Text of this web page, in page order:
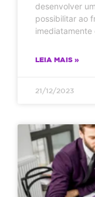
desenvolver
possibilitar ao
imediatamente
LEIA MAIS »
21/12/2023